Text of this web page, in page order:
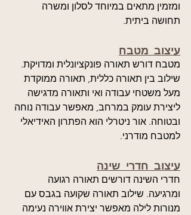
ומזמין מתאים במיוחד לסלון ומשרה
תחושה ביתית.
עיצוב מטבח
מטבח דורש תאורה פונקציונלית ומדויקת.
שילוב בין תאורה כללית, תאורה ממוקדת
מעל משטחי עבודה ואי ותאורה מדגישה
ליצירת עומק במרחב, מאפשר עבודה נוחה
ובטוחה. אור ניטרלי הוא הפתרון האידיאלי
למטבח מודרני.
עיצוב חדרי שינה
חדרי השינה דורשים תאורה רגועה
ומרגיעה. שילוב תאורה שקועה בגבס עם
מנורות לילה מאפשר יצירת אווירה נעימה